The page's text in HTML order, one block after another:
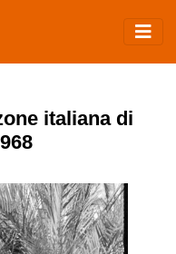
italiana di